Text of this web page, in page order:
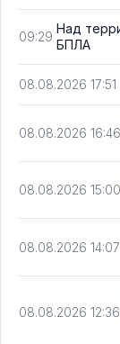
09:29
Над
БПЛА
08.08.2026 17:51
08.08.2026 16:46
08.08.2026 15:00
08.08.2026 14:07
08.08.2026 12:36